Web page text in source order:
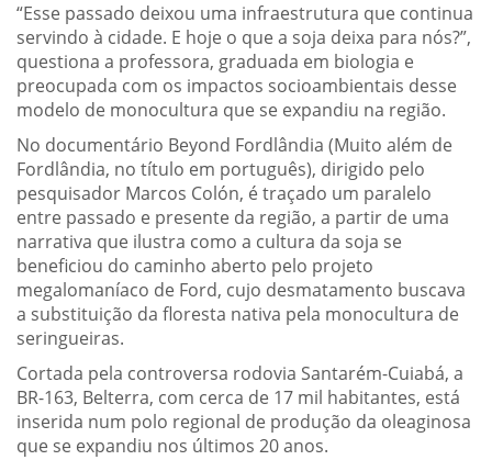
“Esse passado deixou uma infraestrutura que continua
servindo à cidade. E hoje o que a soja deixa para nós?”,
questiona a professora, graduada em biologia e
preocupada com os impactos socioambientais desse
modelo de monocultura que se expandiu na região.
No documentário Beyond Fordlândia (Muito além de
Fordlândia, no título em português), dirigido pelo
pesquisador Marcos Colón, é traçado um paralelo
entre passado e presente da região, a partir de uma
narrativa que ilustra como a cultura da soja se
beneficiou do caminho aberto pelo projeto
megalomaníaco de Ford, cujo desmatamento buscava
a substituição da floresta nativa pela monocultura de
seringueiras.
Cortada pela controversa rodovia Santarém-Cuiabá, a
BR-163, Belterra, com cerca de 17 mil habitantes, está
inserida num polo regional de produção da oleaginosa
que se expandiu nos últimos 20 anos.